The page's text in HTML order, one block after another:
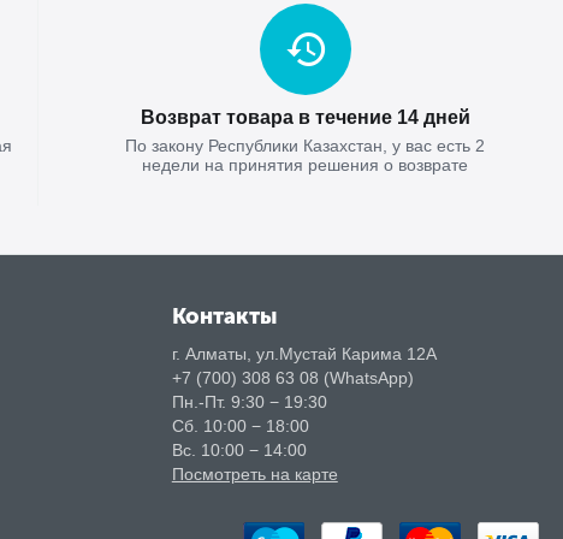
Возврат товара в течение 14 дней
По закону Республики Казахстан, у вас есть 2
недели на принятия решения о возврате
Контакты
г. Алматы, ул.Мустай Карима 12А
+7 (700) 308 63 08 (WhatsApp)
Пн.-Пт. 9:30 − 19:30
Сб. 10:00 − 18:00
Вс. 10:00 − 14:00
Посмотреть на карте